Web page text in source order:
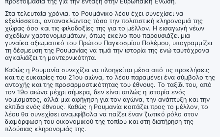
Στα τελευταία χρόνια, το Ρουμάνικο λέου έχει συνεχίσει να
εξελίσσεται, αντανακλώντας τόσο την πολιτιστική κληρονομιά της
χώρας όσο και τις φιλοδοξίες της για το μέλλον. Η εισαγωγή νέων
σχεδίων χαρτονομισμάτων, όπως εκείνο που παρουσιάζει μια
γυναίκα αξιωματικό του Πρώτου Παγκοσμίου Πολέμου, υπογραμμίζει
τη δέσμευση της Ρουμανίας να τιμά την ιστορία της ενώ ταυτόχρονα
αγκαλιάζει τη μοντερνικότητα.
Καθώς η Ρουμανία συνεχίζει να πλοηγείται μέσα από τις προκλήσεις
και τις ευκαιρίες του 21ου αιώνα, το λέου παραμένει ένα σύμβολο της
αντοχής και της προσαρμοστικότητας του έθνους. Το ταξίδι του, από
τον 19ο αιώνα μέχρι σήμερα, δεν είναι απλώς η ιστορία ενός
νομίσματος, αλλά μια αφήγηση για τον αγώνα, την ανάπτυξη και την
ελπίδα ενός έθνους. Καθώς η Ρουμανία κοιτάζει προς το μέλλον, το
λέου θα συνεχίσει αναμφίβολα να παίζει έναν ζωτικό ρόλο στον
διαμόρφωση του οικονομικού της τοπίου και στη διατήρηση της
πλούσιας κληρονομιάς της.